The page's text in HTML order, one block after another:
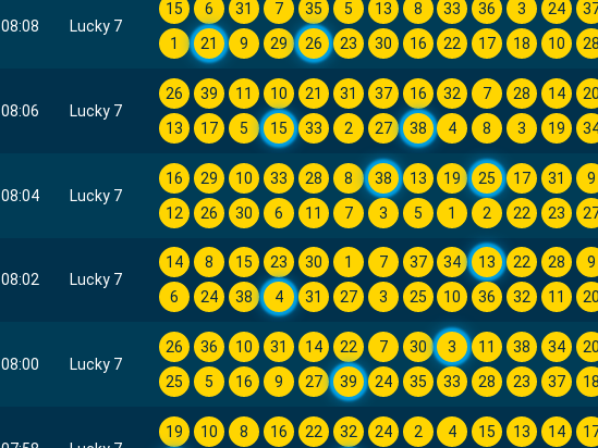
08:08 Lucky 7
15 6 31 7 35 5 13 8 33 36 3 24
1
21 9 29 26 23 30 16 22 17 18 10 28
08:06 Lucky 7
26 39 11 10 21 31 37 16 32 7 28 14 20
13
17 5 15 33 2 27 38 4 8 3 19
08:04 Lucky 7
16 29 10 33 28 8 38 13 19 25 17 31 9
12
26 30 6 11 7 3 5 1 2 22 23
08:02 Lucky 7
14 8 15 23 30 1 7 37 34 13 22 28 9
6
24 38 4 31 27 3 25 10 36 32 11 20
08:00 Lucky 7
26 36 10 31 14 22 7 30 3 11 38 34 20
25
5 16 9 27 39 24 35 33 28 23 37 18
19 10 8 16 22 32 24 2 4 15 13 14